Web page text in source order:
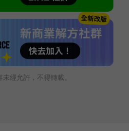
經允許，不得轉載。